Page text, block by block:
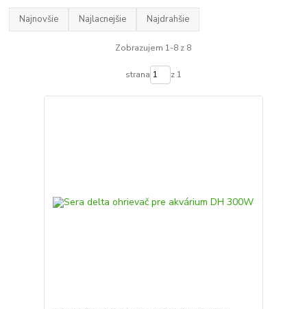
Najnovšie Najlacnejšie Najdrahšie
Zobrazujem 1-8 z 8
strana z 1